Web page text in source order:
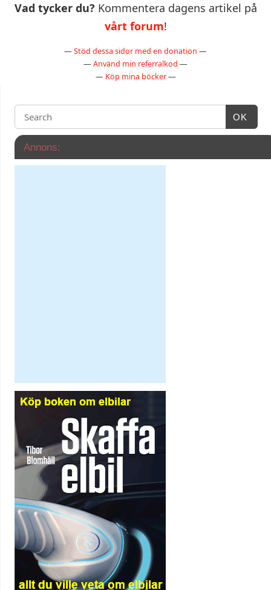
Vad tycker du? Kommentera dagens artikel på
vårt forum!
— Stöd dessa sidor med en donation —
— Använd min referralkod —
— Köp mina böcker—
OK
Annons: